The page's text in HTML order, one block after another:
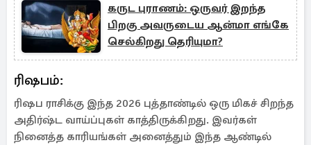
கருட புராணம்: ஒருவர் இறந்த
பிறகு அவருடைய ஆன்மா எங்கே
செல்கிறது தெரியுமா?
ரிஷபம்:
ரிஷப ராசிக்கு இந்த 2026 புத்தாண்டில் ஒரு மிகச் சிறந்த
அதிர்ஷ்ட வாய்ப்புகள் காத்திருக்கிறது. இவர்கள்
நினைத்த காரியங்கள் அனைத்தும் இந்த ஆண்டில்